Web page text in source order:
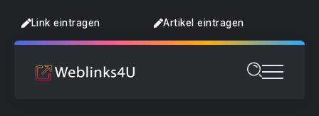
Link eintragen Artikel eintragen